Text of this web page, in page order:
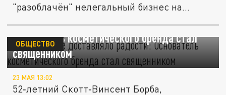
"разоблачён" нелегальный бизнес на...
"Богатство не доставляло радости":
Основатель косметического бренда стал
священником
ОБЩЕСТВО
23 МАЯ 13:02
52‑летний Скотт‑Винсент Борба,